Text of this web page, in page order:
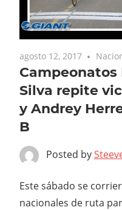
agosto 12, 2017
Campeonatos
Silva repite
y Andrey
B
Posted by
Este sábado se
nacionales de ruta